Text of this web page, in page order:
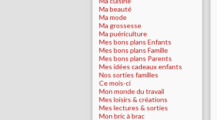
Ma beauté
Ma mode
Ma grossesse
Ma puériculture
Mes bons plans Enfants
Mes bons plans Famille
Mes bons plans Parents
Mes idées cadeaux enfants
Nos sorties familles
Ce mois-ci
Mon monde du travail
Mes loisirs & créations
Mes lectures & sorties
Mon bric à brac